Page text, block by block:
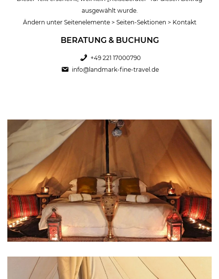
ausgewählt wurde.
Ändern unter Seitenelemente > Seiten-Sektionen > Kontakt
BERATUNG & BUCHUNG
+49 221 17000790
info@landmark-fine-travel.de